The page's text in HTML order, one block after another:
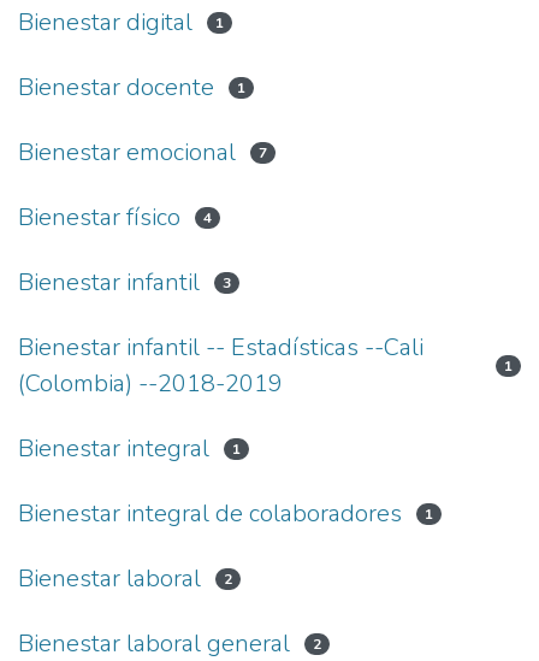
Bienestar digital 1
Bienestar docente 1
Bienestar emocional 7
Bienestar físico 4
Bienestar infantil 3
Bienestar infantil -- Estadísticas --Cali
(Colombia) --2018-2019
1
Bienestar integral 1
Bienestar integral de colaboradores 1
Bienestar laboral 2
Bienestar laboral general 2